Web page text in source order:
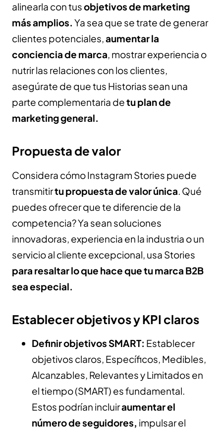
alinearla con tusobjetivos de marketing
más amplios. Ya sea que se trate de generar
clientes potenciales,aumentar la
conciencia de marca, mostrar experiencia o
nutrir las relaciones con los clientes,
asegúrate de que tus Historias sean una
parte complementaria detu plan de
marketing general.
Propuesta de valor
Considera cómo Instagram Stories puede
transmitirtu propuesta de valor única. Qué
puedes ofrecer que te diferencie de la
competencia? Ya sean soluciones
innovadoras, experiencia en la industria o un
servicio al cliente excepcional, usa Stories
para resaltar lo que hace que tu marca B2B
sea especial.
Establecer objetivos y KPI claros
Definir objetivos SMART: Establecer
objetivos claros, Específicos, Medibles,
Alcanzables, Relevantes y Limitados en
el tiempo (SMART) es fundamental.
Estos podrían incluiraumentar el
número de seguidores, impulsar el